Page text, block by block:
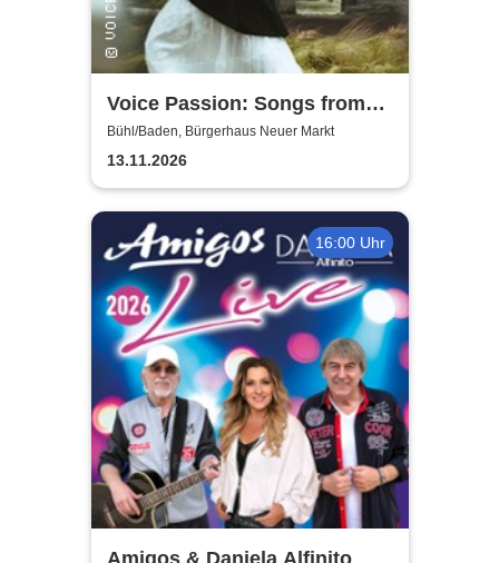
Voice Passion: Songs from
Outlander, Vikings & The Last
Kingdom
Bühl/Baden, Bürgerhaus Neuer Markt
13.11.2026
16:00 Uhr